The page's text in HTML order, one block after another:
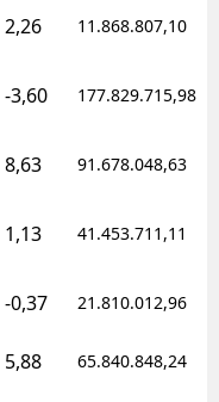
2,26 11.868.807,10
-3,60 177.829.715,98
8,63 91.678.048,63
1,13 41.453.711,11
-0,37 21.810.012,96
5,88 65.840.848,24